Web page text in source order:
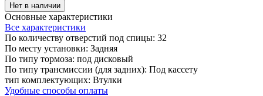
Нет в наличии
Основные характеристики
Все характеристики
По количеству отверстий под спицы: 32
По месту установки: Задняя
По типу тормоза: под дисковый
По типу трансмиссии (для задних): Под кассету
тип комплектующих: Втулки
Удобные способы оплаты